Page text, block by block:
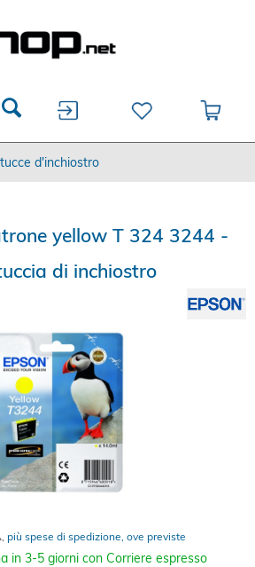
d'inchiostro
yellow T 324 3244 -
di inchiostro
più spese di spedizione, ove previste
in 3-5 giorni con Corriere espresso